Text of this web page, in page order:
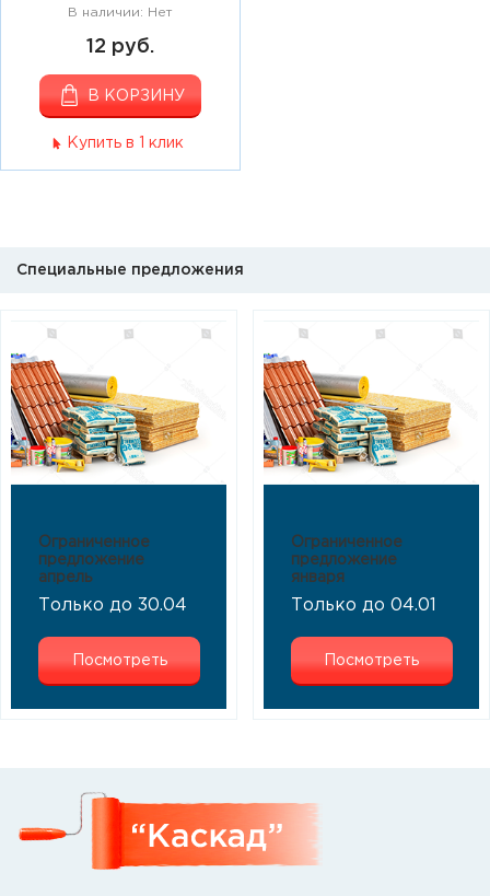
В наличии: Нет
12 руб.
В КОРЗИНУ
Купить в 1 клик
Специальные предложения
Ограниченное
предложение
апрель
Только до 30.04
Посмотреть
Ограниченное
предложение
января
Только до 04.01
Посмотреть